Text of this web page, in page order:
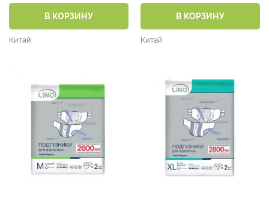
В КОРЗИНУ
Китай
В КОРЗИНУ
Китай